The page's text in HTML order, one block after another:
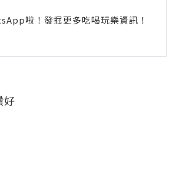
啦！發掘更多吃喝玩樂資訊！
好